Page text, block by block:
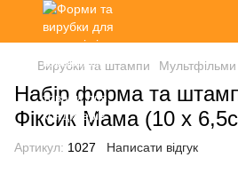
Вирубки та штампи Мультфільми
Набір форма та
Фіксик Мама (10 х
Артикул: 1027 Написати відгук